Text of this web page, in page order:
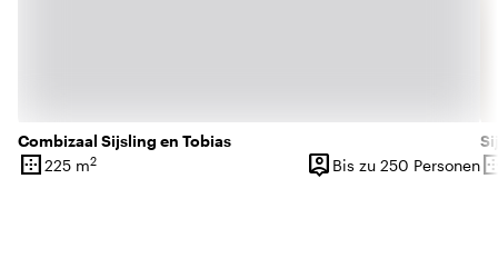
Combizaal Sijsling en Tobias
border_outer
Oberfläche
225 m2 person_pin
Kapazität
Bis zu 250 Personen